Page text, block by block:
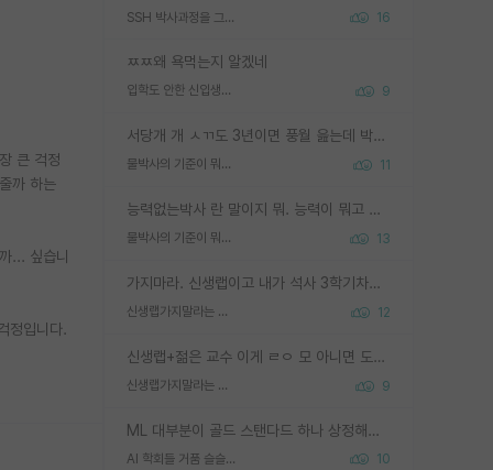
SSH 박사과정을 그만두고 지방대 박사로 옮기면 교수의 꿈은 끝일까요? 16
ㅉㅉ왜 욕먹는지 알겠네
입학도 안한 신입생이 원래 관심을 받나요 9
서당개 개 ㅅㄲ도 3년이면 풍월 읊는데 박사 5년 이상 대리고 있으면서 물된건 교수 탓 맞는ㄱ게 거기가 서당이 아니란 소리임
물박사의 기준이 뭐임? 11
능력없는박사 란 말이지 뭐. 능력이 뭐고 능력이 있다는게 뭔지는 사람마다 기준이 다르니까 얘기해봐야 서로 자기 기준만 얘기해서 논쟁이 끝이 안나고. 주위에서 능력있고 야심있는 신입생이 교수가 유의미한 피드백을 아예 안주면서 제대로된 과제에 참여해볼 기회도 제공하지 않고 잡일 뺑뺑이만 돌려서 맨날 단순작업만 하면서 밤새다가 눈빛이 점점 죽어가는걸 본 사람은 물박사는 교수탓이라고 하고, 교수는 이것저것 알려도 주고 기회도 주고 사수 동기 붙여주면서 어떻게든 끌고가려고 하는데 본인이 매일 뺀질거리면서 출근 하는둥마는둥 하다가 기껏 와서도 폰이나 쳐다보다가 실험 망치고 저녁약속있어서 먼저 가볼게요~ 하는걸 본 사람은 물박사는 본인탓이라고 함.
물박사의 기준이 뭐임? 13
가지마라. 신생랩이고 내가 석사 3학기차인데 최고참인데 나도 아무것도 모르는데 교수가 후배들 왜 논문 교육 안시키냐. 논문 왜 안 써오냐 닦달한다
신생랩가지말라는 이유가 있었구나 12
신생랩+젊은 교수 이게 ㄹㅇ 모 아니면 도인듯.
신생랩가지말라는 이유가 있었구나 9
ML 대부분이 골드 스탠다드 하나 상정해놓고 (벤치마크 데이터셋이 여러 개면 여러 개 상정) 그거 얼마나 잘 맞추나 싸움임 가끔 번뜩이는 설계 철학을 보여주는 논문들도 있지만 대부분 그거 성적 얼마나 더 올리느라에 혈안이 되어 있는 측면이 잇음
AI 학회들 거품 슬슬 지적이 나오네요 10
큰 걱정
까 하는
... 싶습니
정입니다.